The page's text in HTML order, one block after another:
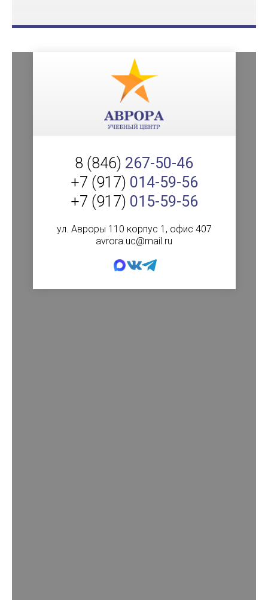
8 (846) 267-50-46
+7 (917) 014-59-56
+7 (917) 015-59-56
ул. Авроры 110 корпус 1, офис 407
avrora.uc@mail.ru